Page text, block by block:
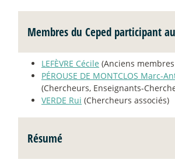
Membres du Ceped participant
LEFÈVRE Cécile (Anciens
PÉROUSE DE MONTCLOS Marc-
(Chercheurs, Enseignants-
VERDE Rui (Chercheurs associés)
Résumé